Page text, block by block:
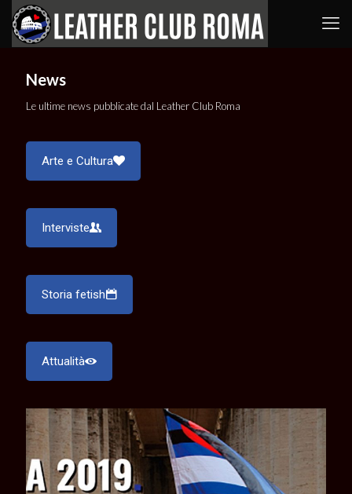
News
Le ultime news pubblicate dal Leather Club Roma
Arte e Cultura
Interviste
Storia fetish
Attualità